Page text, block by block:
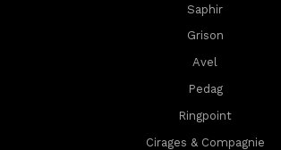
Saphir
Grison
Avel
Pedag
Ringpoint
Cirages & Compagnie